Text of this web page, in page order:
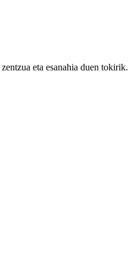
eta esanahia duen tokirik.